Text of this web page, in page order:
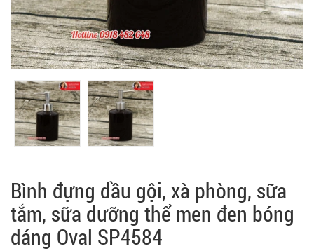
Bình đựng dầu gội, xà phòng, sữa
tắm, sữa dưỡng thể men đen bóng
dáng Oval SP4584